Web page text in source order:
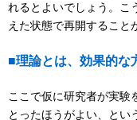
れるとよいでしょう。こ
えた状態で再開すること
■理論とは、効果的な
ここで仮に研究者が実験
とったほうがよい、とい